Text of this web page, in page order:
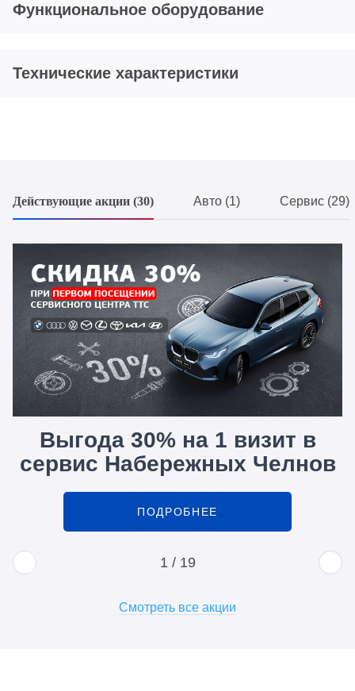
Функциональное оборудование
Технические характеристики
Действующие акции (30) Авто (1) Сервис (29)
Выгода 30% на 1 визит в
сервис Набережных Челнов
ПОДРОБНЕЕ
1 / 19
Смотреть все акции